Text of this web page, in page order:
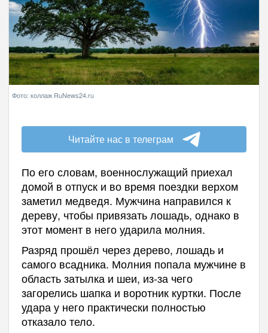
Фото: коллаж RuNews24.ru
Читайте нас в телеграм
По его словам, военнослужащий приехал
домой в отпуск и во время поездки верхом
заметил медведя. Мужчина направился к
дереву, чтобы привязать лошадь, однако в
этот момент в него ударила молния.
Разряд прошёл через дерево, лошадь и
самого всадника. Молния попала мужчине в
область затылка и шеи, из-за чего
загорелись шапка и воротник куртки. После
удара у него практически полностью
отказало тело.